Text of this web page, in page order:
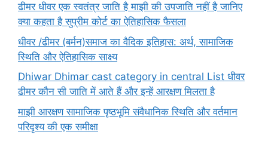
ढीमर धीवर एक स्वतंत्र जाति है माझी की उपजाति नहीं है जानिए
क्या कहता है सुप्रीम कोर्ट का ऐतिहासिक फैसला
धीवर /ढीमर (बर्मन)समाज का वैदिक इतिहास: अर्थ, सामाजिक
स्थिति और ऐतिहासिक साक्ष्य
Dhiwar Dhimar cast category in central List धीवर
ढीमर कौन सी जाति में आते हैं और इन्हें आरक्षण मिलता है
माझी आरक्षण सामाजिक पृष्ठभूमि संवैधानिक स्थिति और वर्तमान
परिदृश्य की एक समीक्षा